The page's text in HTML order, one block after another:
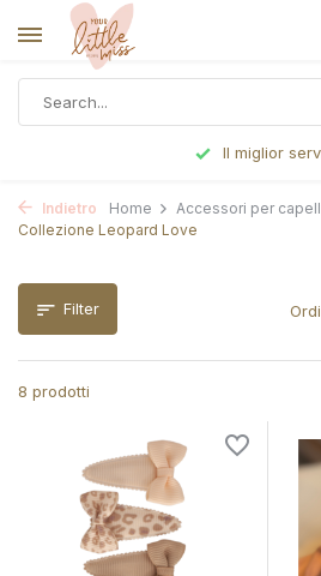
Il miglior
Indietro Home
Accessori per
Collezione Leopard Love
Filter
8 prodotti